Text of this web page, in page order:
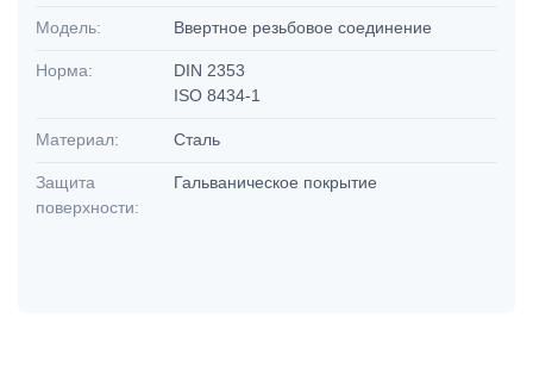
Модель: Ввертное резьбовое соединение
Норма:
DIN 2353
ISO 8434-1
Материал: Сталь
Защита
поверхности:
Гальваническое покрытие